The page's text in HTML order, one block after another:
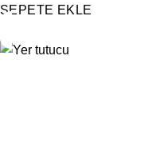
SEPETE EKLE